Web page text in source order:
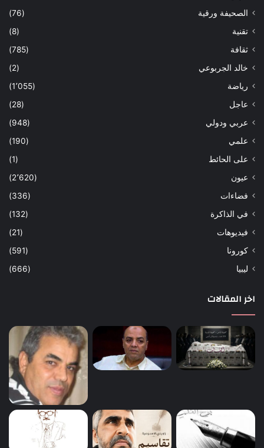
الصحيفة ورقية
(76)
تقنية
(8)
ثقافة
(785)
خالد الجربوعي
(2)
رياضة
(1٬055)
عاجل
(28)
عربي ودولي
(948)
علمي
(190)
على الحائط
(1)
عيون
(2٬620)
فضاءات
(336)
في الذاكرة
(132)
فيديوهات
(21)
كورونا
(591)
ليبيا
(666)
اخر المقالات